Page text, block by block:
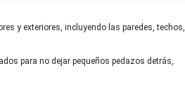
y exteriores, incluyendo las paredes, techos,
para no dejar pequeños pedazos detrás,